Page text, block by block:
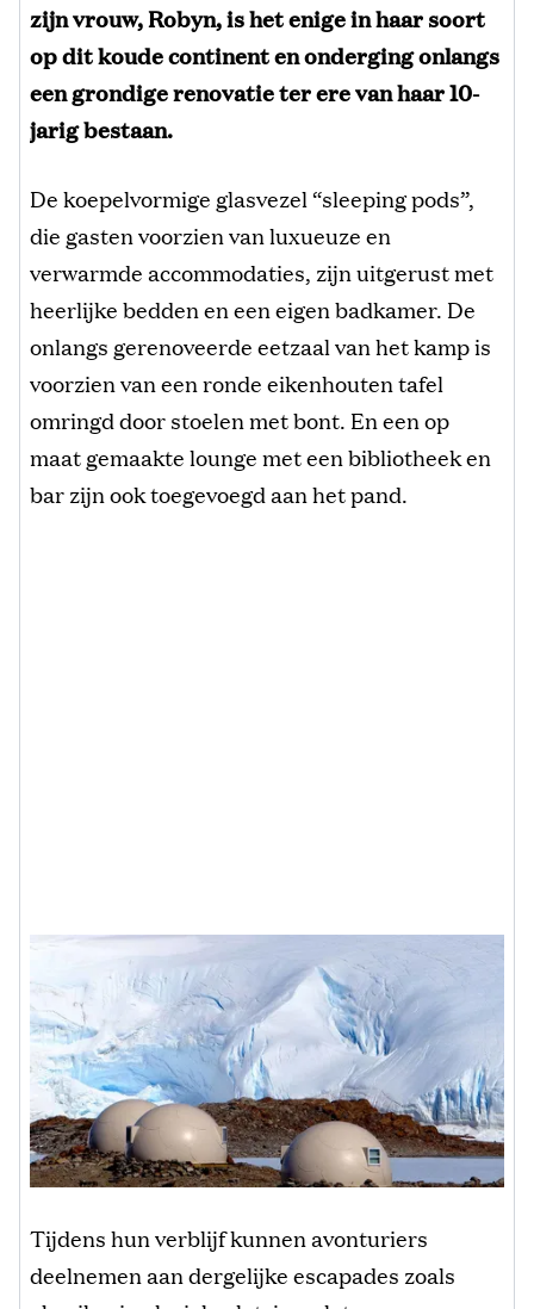
zijn vrouw, Robyn, is het enige in haar soort
op dit koude continent en onderging onlangs
een grondige renovatie ter ere van haar 10-
jarig bestaan.
De koepelvormige glasvezel “sleeping pods”,
die gasten voorzien van luxueuze en
verwarmde accommodaties, zijn uitgerust met
heerlijke bedden en een eigen badkamer. De
onlangs gerenoveerde eetzaal van het kamp is
voorzien van een ronde eikenhouten tafel
omringd door stoelen met bont. En een op
maat gemaakte lounge met een bibliotheek en
bar zijn ook toegevoegd aan het pand.
Tijdens hun verblijf kunnen avonturiers
deelnemen aan dergelijke escapades zoals